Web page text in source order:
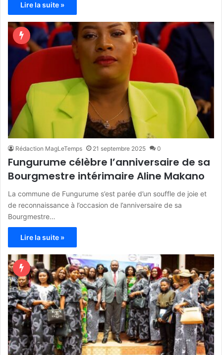
Lire la suite »
Rédaction MagLeTemps 21 septembre 2025 0
Fungurume célèbre l’anniversaire de sa
Bourgmestre intérimaire Aline Makano
La commune de Fungurume s’est parée d’un souffle de joie et
de reconnaissance à l’occasion de l’anniversaire de sa
Bourgmestre…
Lire la suite »